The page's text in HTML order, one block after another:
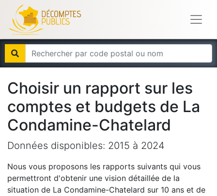
Choisir un rapport sur les
comptes et budgets de La
Condamine-Chatelard
Données disponibles: 2015 à 2024
Nous vous proposons les rapports suivants qui vous
permettront d'obtenir une vision détaillée de la
situation de La Condamine-Chatelard sur 10 ans et de